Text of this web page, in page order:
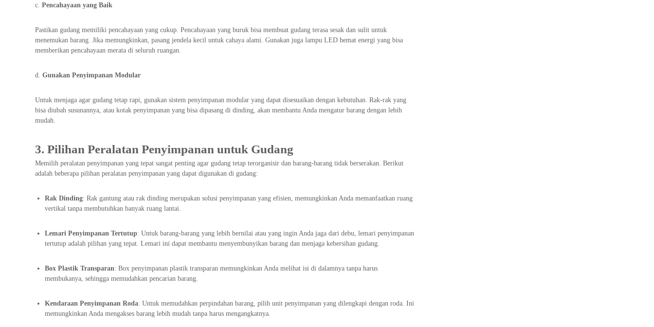
c. Pencahayaan yang Baik
Pastikan gudang memiliki pencahayaan yang cukup. Pencahayaan yang buruk bisa membuat gudang terasa sesak dan sulit untuk
menemukan barang. Jika memungkinkan, pasang jendela kecil untuk cahaya alami. Gunakan juga lampu LED hemat energi yang bisa
memberikan pencahayaan merata di seluruh ruangan.
d. Gunakan Penyimpanan Modular
Untuk menjaga agar gudang tetap rapi, gunakan sistem penyimpanan modular yang dapat disesuaikan dengan kebutuhan. Rak-rak yang
bisa diubah susunannya, atau kotak penyimpanan yang bisa dipasang di dinding, akan membantu Anda mengatur barang dengan lebih
mudah.
3. Pilihan Peralatan Penyimpanan untuk Gudang
Memilih peralatan penyimpanan yang tepat sangat penting agar gudang tetap terorganisir dan barang-barang tidak berserakan. Berikut
adalah beberapa pilihan peralatan penyimpanan yang dapat digunakan di gudang:
Rak Dinding: Rak gantung atau rak dinding merupakan solusi penyimpanan yang efisien, memungkinkan Anda memanfaatkan ruang
vertikal tanpa membutuhkan banyak ruang lantai.
Lemari Penyimpanan Tertutup: Untuk barang-barang yang lebih bernilai atau yang ingin Anda jaga dari debu, lemari penyimpanan
tertutup adalah pilihan yang tepat. Lemari ini dapat membantu menyembunyikan barang dan menjaga kebersihan gudang.
Box Plastik Transparan: Box penyimpanan plastik transparan memungkinkan Anda melihat isi di dalamnya tanpa harus
membukanya, sehingga memudahkan pencarian barang.
Kendaraan Penyimpanan Roda: Untuk memudahkan perpindahan barang, pilih unit penyimpanan yang dilengkapi dengan roda. Ini
memungkinkan Anda mengakses barang lebih mudah tanpa harus mengangkatnya.